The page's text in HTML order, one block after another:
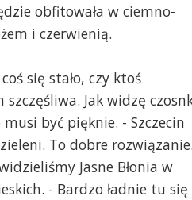
obfitowała w ciemno-
i czerwienią.
się stało, czy ktoś
szczęśliwa. Jak widzę
być pięknie. - Szczecin
To dobre
Jasne Błonia w
- Bardzo ładnie tu się